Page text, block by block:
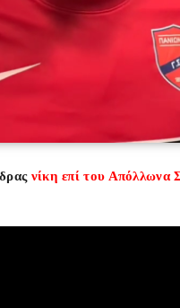
νίκη επί του Απόλλωνα